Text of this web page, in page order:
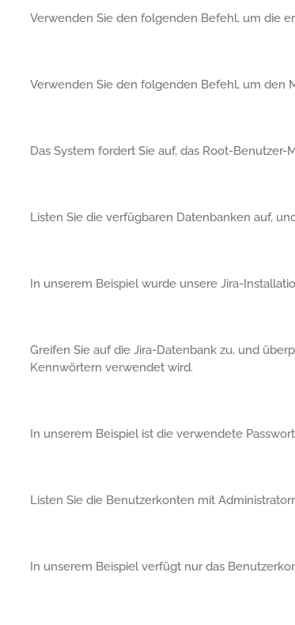
Verwenden Sie den folgenden Befehl, um die
Verwenden Sie den folgenden Befehl, um den
Das System fordert Sie auf, das Root-Benutzer-
Listen Sie die verfügbaren Datenbanken auf,
In unserem Beispiel wurde unsere Jira-
Greifen Sie auf die Jira-Datenbank zu, und
Kennwörtern verwendet wird.
In unserem Beispiel ist die verwendete
Listen Sie die Benutzerkonten mit
In unserem Beispiel verfügt nur das